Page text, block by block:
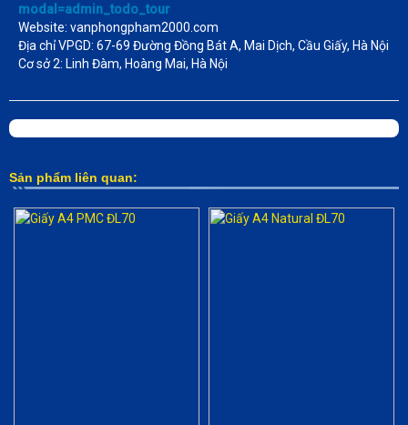
modal=admin_todo_tour
Website: vanphongpham2000.com
Địa chỉ VPGD: 67-69 Đường Đồng Bát A, Mai Dịch, Cầu Giấy, Hà Nội
Cơ sở 2: Linh Đàm, Hoàng Mai, Hà Nội
Sản phẩm liên quan: